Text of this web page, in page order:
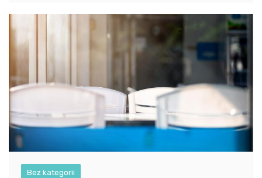
Bez kategorii